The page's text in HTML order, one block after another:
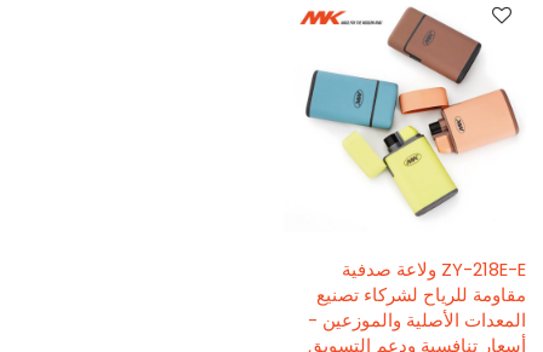
ZY-218E-E ولاعة صدفية
مقاومة للرياح لشركاء تصنيع
المعدات الأصلية والموزعين -
أسعار تنافسية ودعم التسويق